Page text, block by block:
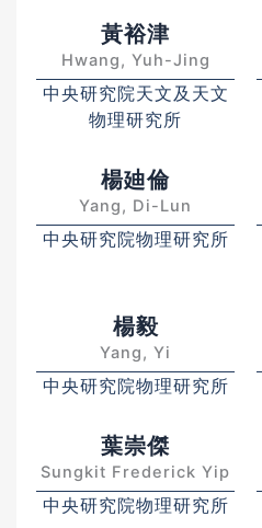
黃裕津
Hwang, Yuh-Jing
中央研究院天文及天文
物理研究所
楊廸倫
Yang, Di-Lun
中央研究院物理研究所
楊毅
Yang, Yi
中央研究院物理研究所
葉崇傑
Sungkit Frederick Yip
中央研究院物理研究所